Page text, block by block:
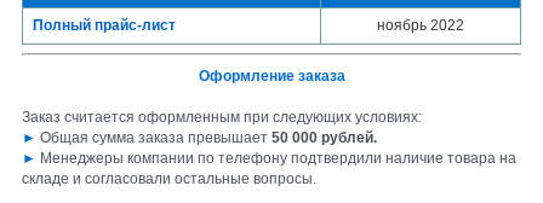
Полный прайс-лист ноябрь 2022
Оформление заказа
Заказ считается оформленным при следующих условиях:
► Общая сумма заказа превышает 50 000 рублей.
► Менеджеры компании по телефону подтвердили наличие товара на
складе и согласовали остальные вопросы.